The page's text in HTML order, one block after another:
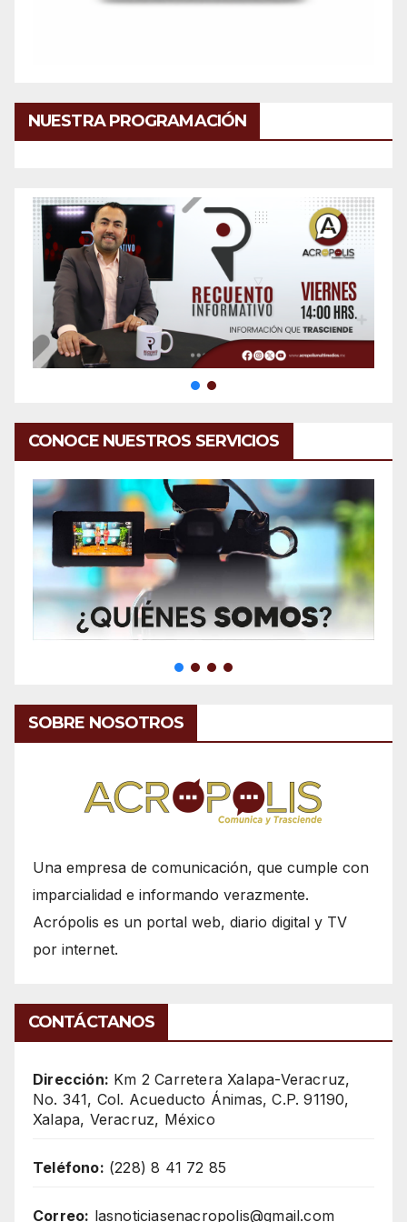
NUESTRA PROGRAMACIÓN
CONOCE NUESTROS SERVICIOS
SOBRE NOSOTROS
Una empresa de comunicación, que cumple con
imparcialidad e informando verazmente.
Acrópolis es un portal web, diario digital y TV
por internet.
CONTÁCTANOS
Dirección: Km 2 Carretera Xalapa-Veracruz,
No. 341, Col. Acueducto Ánimas, C.P. 91190,
Xalapa, Veracruz, México
Teléfono: (228) 8 41 72 85
Correo: lasnoticiasenacropolis@gmail.com